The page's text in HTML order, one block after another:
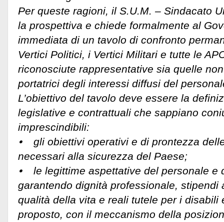
Per queste ragioni, il S.U.M. – Sindacato
la prospettiva e chiede formalmente al
immediata di un tavolo di confronto
Vertici Politici, i Vertici Militari e tutte le
riconosciute rappresentative sia quelle
portatrici degli interessi diffusi del
L’obiettivo del tavolo deve essere la
legislative e contrattuali che sappiano
imprescindibili:
⦁ gli obiettivi operativi e di prontezza
necessari alla sicurezza del Paese;
⦁ le legittime aspettative del personale e
garantendo dignità professionale, stipendi
qualità della vita e reali tutele per i disabili
proposto, con il meccanismo della